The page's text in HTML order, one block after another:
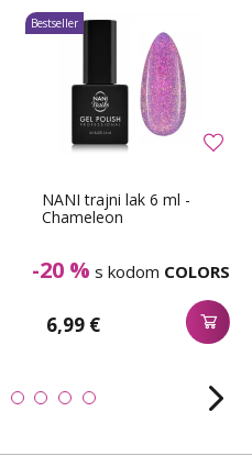
NANI trajni lak 6 ml -
Chameleon
-20 % s kodom COLORS
6,99 €
Bestseller